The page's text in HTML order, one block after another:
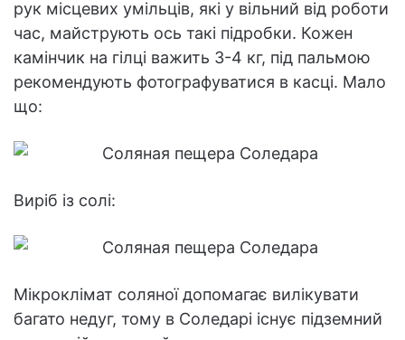
рук місцевих умільців, які у вільний від роботи
час, майструють ось такі підробки. Кожен
камінчик на гілці важить 3-4 кг, під пальмою
рекомендують фотографуватися в касці. Мало
що:
Виріб із солі:
Мікроклімат соляної допомагає вилікувати
багато недуг, тому в Соледарі існує підземний